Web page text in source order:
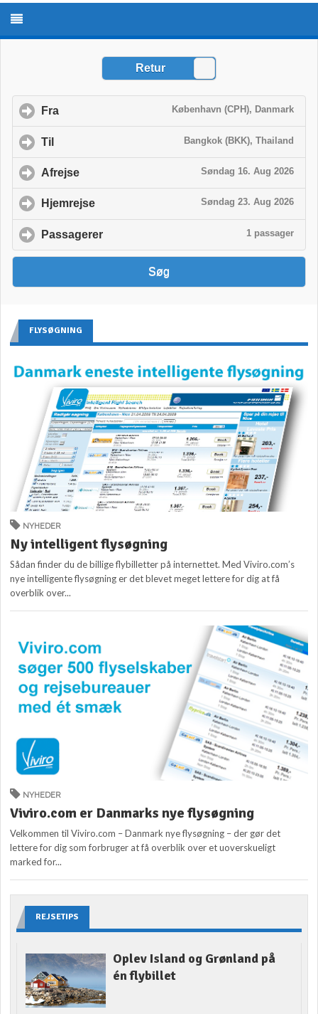
FLYSØGNING
NYHEDER
Ny intelligent flysøgning
Sådan finder du de billige flybilletter på internettet. Med Viviro.com’s
nye intelligente flysøgning er det blevet meget lettere for dig at få
overblik over...
NYHEDER
Viviro.com er Danmarks nye flysøgning
Velkommen til Viviro.com – Danmark nye flysøgning – der gør det
lettere for dig som forbruger at få overblik over et uoverskueligt
marked for...
REJSETIPS
Oplev Island og Grønland på
én flybillet